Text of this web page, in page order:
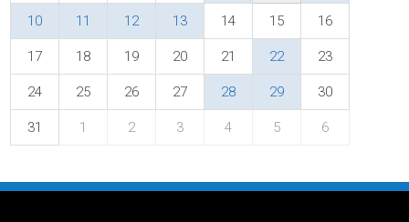
10 11 12 13 14 15 16
17 18 19 20 21 22 23
24 25 26 27 28 29 30
31 1 2 3 4 5 6